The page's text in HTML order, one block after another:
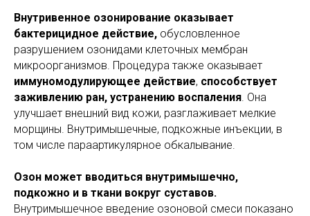
Внутривенное озонирование оказывает
бактерицидное действие, обусловленное
разрушением озонидами клеточных мембран
микроорганизмов. Процедура также оказывает
иммуномодулирующее действие, способствует
заживлению ран, устранению воспаления . Она
улучшает внешний вид кожи, разглаживает мелкие
морщины. Внутримышечные, подкожные инъекции, в
том числе параартикулярное обкалывание.
Озон может вводиться внутримышечно,
подкожно и в ткани вокруг суставов.
Внутримышечное введение озоновой смеси показано